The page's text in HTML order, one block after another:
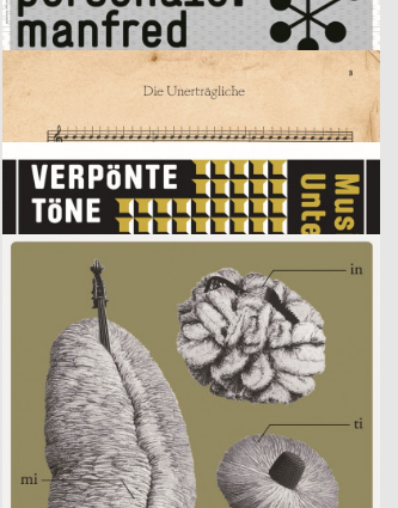
Heye & Partner GmbH
2005
Die Unerträgliche
DNS-Transport CH
2005
Verpönte Töne
Troxler Annik
Intimities 2005
Martin Woodtli CH
Sportdesign
better new world
Gudrun Ensslin